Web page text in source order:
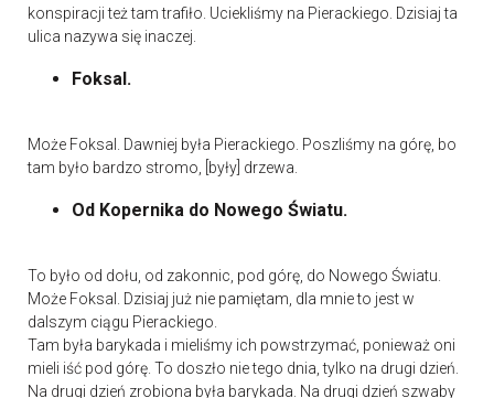
konspiracji też tam trafiło. Uciekliśmy na Pierackiego. Dzisiaj ta
ulica nazywa się inaczej.
Foksal.
Może Foksal. Dawniej była Pierackiego. Poszliśmy na górę, bo
tam było bardzo stromo, [były] drzewa.
Od Kopernika do Nowego Światu.
To było od dołu, od zakonnic, pod górę, do Nowego Światu.
Może Foksal. Dzisiaj już nie pamiętam, dla mnie to jest w
dalszym ciągu Pierackiego.
Tam była barykada i mieliśmy ich powstrzymać, ponieważ oni
mieli iść pod górę. To doszło nie tego dnia, tylko na drugi dzień.
Na drugi dzień zrobiona była barykada. Na drugi dzień szwaby